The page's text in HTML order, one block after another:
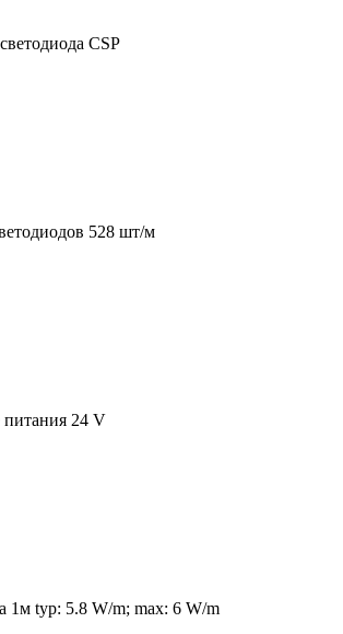
CSP
528 шт/м
24 V
1м typ: 5.8 W/m; max: 6 W/m